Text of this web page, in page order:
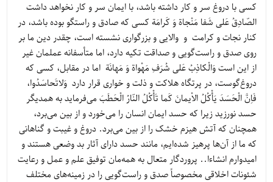
کسی با دروغ سر و کار داشته باشد، با ایمان سر و کار نخواهد داشت
الصّادِقُ عَلى شَفا مَنْجاة وَ كَرامَة کسی که صادق و راستگو بوده باشد، در
کنار نجات و کرامت و والایی و بزرگواری نشسته است، چقدر دین ما بر
روی صدق و راست‌گویی و صداقت تکیه دارد، اما متأسفانه عملمان غیر
از این است وَالْكاذِبُ عَلى شُرَفِ مَهْواة وَ مَهانَة اما در مقابل، کسی که
دروغ‌گوست، در پرتگاه هلاکت و ذلت و خواری قرار دارد وَلاتَحاسَدُوا،
فَاِنَّ الْحَسَدَ يَأْكُلُ الاْيمانَ كَما تَأْكُلُ النّارُ الْحَطَبَ می‌فرماید به همدیگر
حسد نورزید زیرا که حسد ایمان انسان را می‌خورد و از بین می‌برد،
همچنان که آتش هیزم خشک را از بین می‌برد. دروغ و غیبت و گناهانی
که ما از آن‌ها پرهیز شده‌ایم، مانند حسد دارای آثار بد وضعی هستند و
امیدوارم انشاءا.. پروردگار متعال به همه‌مان توفیق علم و عمل و رعایت
شئونات اخلاقی مخصوصاً صدق و راست‌گویی را در زمینه‌های مختلف